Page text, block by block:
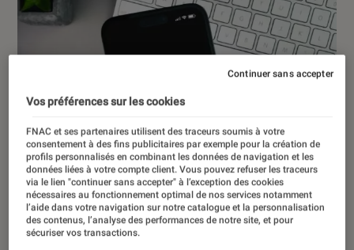
Vos préférences sur les cookies
FNAC et ses partenaires utilisent des traceurs soumis à votre
consentement à des fins publicitaires par exemple pour la création de
profils personnalisés en combinant les données de navigation et les
données liées à votre compte client. Vous pouvez refuser les traceurs
via le lien "continuer sans accepter" à l’exception des cookies
nécessaires au fonctionnement optimal de nos services notamment
l’aide dans votre navigation sur notre catalogue et la personnalisation
des contenus, l’analyse des performances de notre site, et pour
sécuriser vos transactions.
Continuer sans accepter